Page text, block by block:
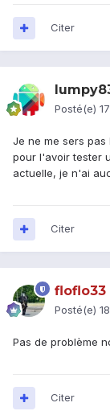
Citer
Posté(e)
Je ne me sers
pour l'avoir tester
actuelle, je n'ai
Citer
floflo33
Posté(e)
Pas de problème
Citer